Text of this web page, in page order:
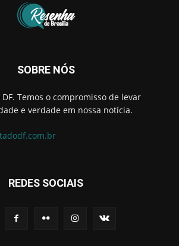
SOBRE NÓS
Temos o compromisso de levar
e verdade em nossa notícia.
REDES SOCIAIS